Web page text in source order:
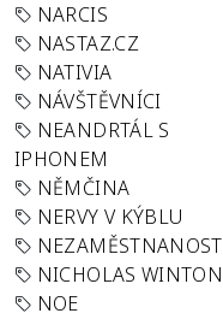
NARCIS
NASTAZ.CZ
NATIVIA
NÁVŠTĚVNÍCI
NEANDRTÁL S
IPHONEM
NĚMČINA
NERVY V KÝBLU
NEZAMĚSTNANOST
NICHOLAS WINTON
NOE